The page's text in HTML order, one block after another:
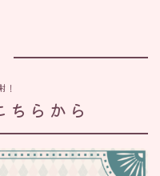
！
ちらから